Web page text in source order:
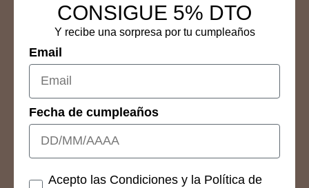
CONSIGUE 5% DTO
Y recibe una sorpresa por tu cumpleaños
Email
Fecha de cumpleaños
Consetimientos
Acepto las Condiciones y la Política de